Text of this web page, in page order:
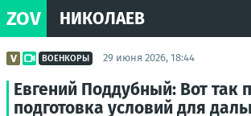
ZOV НИКОЛАЕВ
ВОЕНКОРЫ 29 июня 2026, 18:44
Евгений Поддубный: Вот так
подготовка условий для